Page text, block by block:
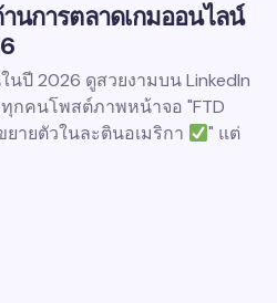
นการตลาดเกมออนไลน์
ปี 2026 ดูสวยงามบน LinkedIn
กคนโพสต์ภาพหน้าจอ "FTD
ายตัวในละตินอเมริกา
" แต่